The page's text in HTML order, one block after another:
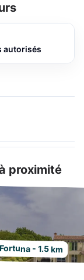
autorisés
proximité
Fortuna - 1.5 km